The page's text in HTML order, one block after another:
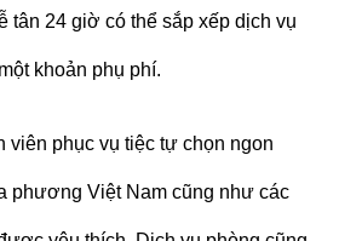
tân 24 giờ có thể sắp xếp dịch vụ
khoản phụ phí.
viên phục vụ tiệc tự chọn ngon
phương Việt Nam cũng như các